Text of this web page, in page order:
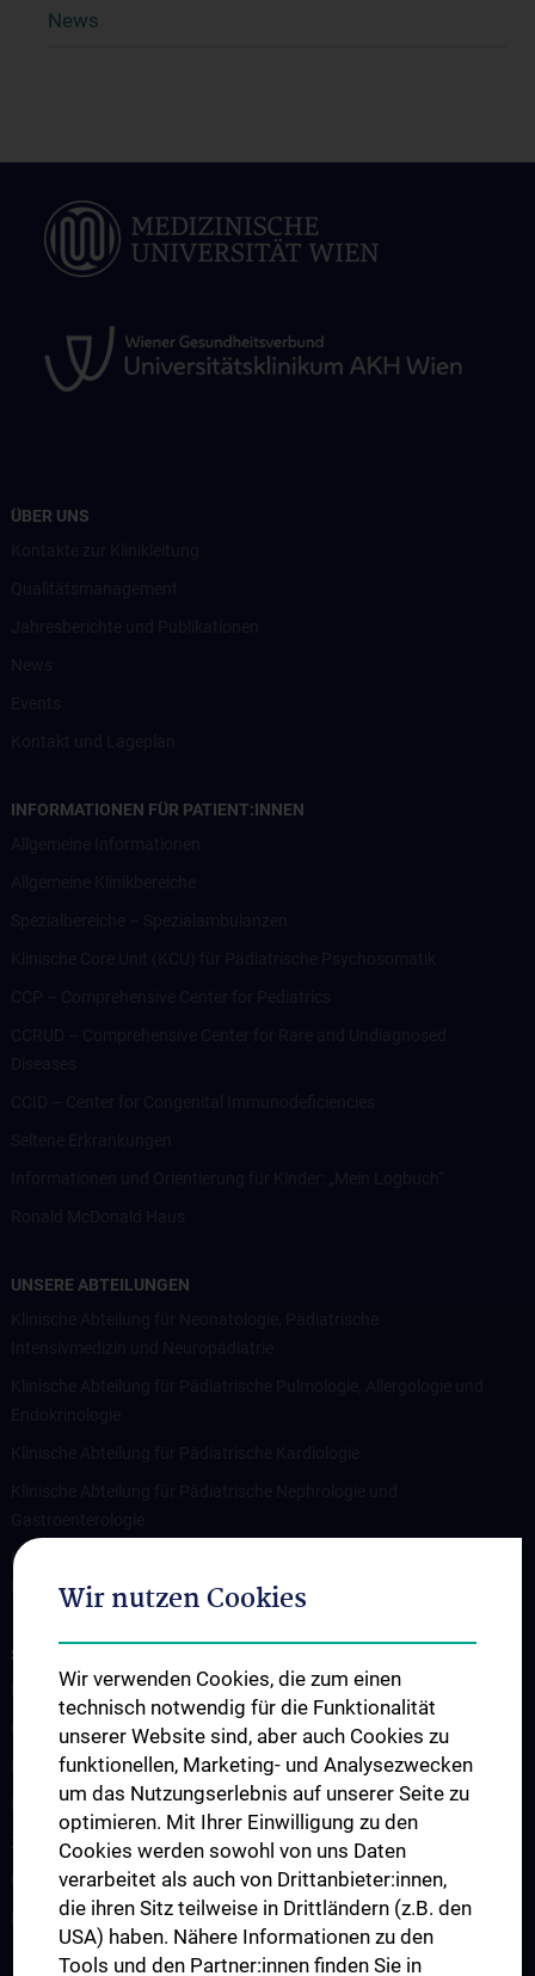
News
ÜBER UNS
INFORMATIONEN FÜR PATIENT:INNEN
UNSERE ABTEILUNGEN
Klinische Abteilung für Allgemeine Pädiatrie und pädiatrische
Hämato-Onkologie/St. Anna Kinderspital
STUDIUM, AUS- UND WEITERBILDUNG
Lehre an der Universitätsklinik für Kinder- und Jugendheilkunde
Fragen und Antworten
Famulaturen
Klinisch-Praktisches Jahr (KPJ)
Zentrum für pädiatrische Simulation und Patient:innensicherheit
Ultraschallausbildung
Lehre an der MedUni Wien
Wir nutzen Cookies
Wir verwenden Cookies, die zum einen
technisch notwendig für die Funktionalität
unserer Website sind, aber auch Cookies zu
funktionellen, Marketing- und Analysezwecken
um das Nutzungserlebnis auf unserer Seite zu
optimieren. Mit Ihrer Einwilligung zu den
Cookies werden sowohl von uns Daten
verarbeitet als auch von Drittanbieter:innen,
die ihren Sitz teilweise in Drittländern (z.B. den
USA) haben. Nähere Informationen zu den
Tools und den Partner:innen finden Sie in